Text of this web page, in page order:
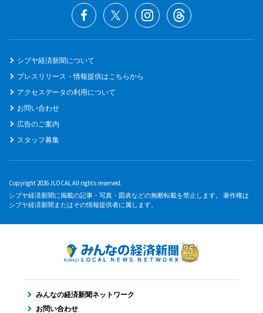
シブヤ経済新聞について
プレスリリース・情報提供はこちらから
アクセスデータの利用について
お問い合わせ
広告のご案内
スタッフ募集
Copyright 2026 JLOCAL All rights reserved.
シブヤ経済新聞に掲載の記事・写真・図表などの無断転載を禁止します。 著作権は
シブヤ経済新聞またはその情報提供者に属します。
みんなの経済新聞ネットワーク
お問い合わせ